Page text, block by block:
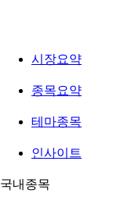
시장요약
종목요약
테마종목
인사이트
국내종목